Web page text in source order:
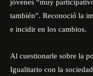
jóvenes “muy
también”. Reconoció la
e incidir en los cambios.
Al cuestionarle sobre la
Igualitario con la